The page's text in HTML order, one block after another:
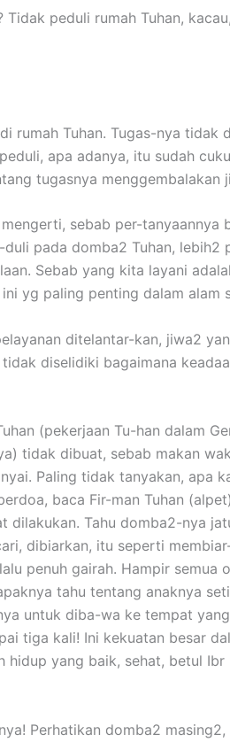
peduli rumah Tuhan,
rumah Tuhan. Tugas-nya tidak
apa adanya, itu sudah
tugasnya menggembalakan
sebab per-tanyaannya
pada domba2 Tuhan, lebih2
Sebab yang kita layani
yg paling penting dalam alam
ditelantar-kan, jiwa2
diselidiki bagaimana
(pekerjaan Tu-han dalam
tidak dibuat, sebab makan
Paling tidak tanyakan, apa
baca Fir-man Tuhan
dilakukan. Tahu domba2-nya
dibiarkan, itu seperti
penuh gairah. Hampir semua
tahu tentang anaknya
untuk diba-wa ke tempat
tiga kali! Ini kekuatan besar
yang baik, sehat, betul Ibr
Perhatikan domba2